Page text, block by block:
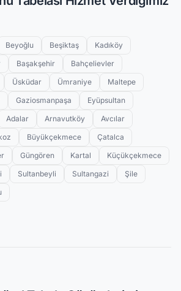
Beyoğlu Beşiktaş
Kadıköy
Başakşehir
Bahçelievler
Üsküdar Ümraniye
Maltepe
Gaziosmanpaşa
Eyüpsultan
Adalar Arnavutköy
Avcılar
Büyükçekmece
Çatalca
Güngören Kartal
Küçükçekmece
Sultanbeyli Sultangazi
Şile